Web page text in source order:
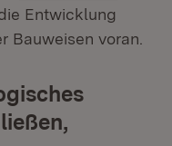
in neuem
Entwicklung
Bauweisen voran.